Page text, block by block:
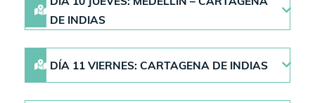
DE INDIAS
DÍA 11 VIERNES: CARTAGENA DE INDIAS